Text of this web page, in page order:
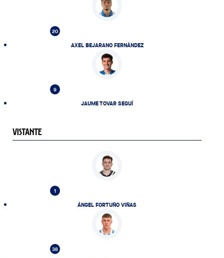
20
AXEL BEJARANO FERNÁNDEZ
9
JAUME TOVAR SEGUÍ
VISTANTE
1
ÁNGEL FORTUÑO VIÑAS
38